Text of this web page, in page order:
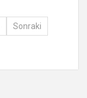
Sonraki